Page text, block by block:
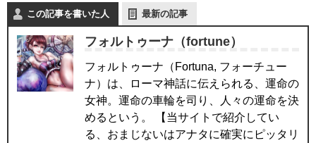
この記事を書いた人 最新の記事
フォルトゥーナ（fortune）
フォルトゥーナ（Fortuna, フォーチュー
ナ）は、ローマ神話に伝えられる、運命の
女神。運命の車輪を司り、人々の運命を決
めるという。 【当サイトで紹介してい
る、おまじないはアナタに確実にピッタリ